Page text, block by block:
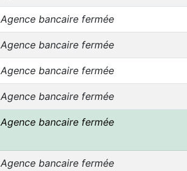
Agence bancaire fermée
Agence bancaire fermée
Agence bancaire fermée
Agence bancaire fermée
Agence bancaire fermée
Agence bancaire fermée